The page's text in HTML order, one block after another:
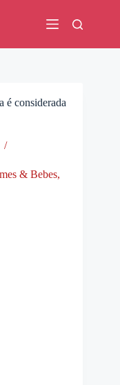
é considerada
& Bebes,